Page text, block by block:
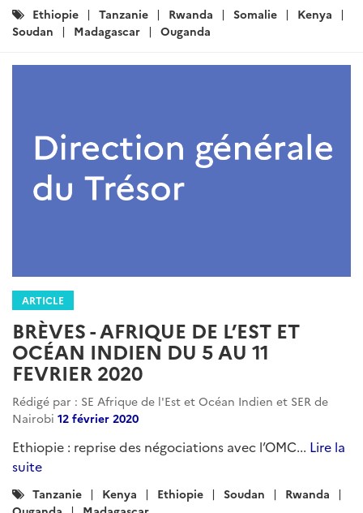
Catégories
:
Ethiopie Tanzanie Rwanda Somalie
Kenya
Soudan
Madagascar Ouganda
ARTICLE
BRÈVES - AFRIQUE DE L’EST ET
OCÉAN INDIEN DU 5 AU 11
FEVRIER 2020
Rédigé par : SE Afrique de l'Est et Océan Indien et SER de
Nairobi 12 février 2020
Ethiopie : reprise des négociations avec l’OMC... Lire la
suite
Catégories
Tanzanie Kenya Ethiopie Soudan
Rwanda